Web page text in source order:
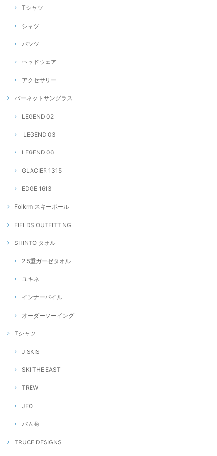
Tシャツ
シャツ
パンツ
ヘッドウェア
アクセサリー
バーネットサングラス
LEGEND 02
LEGEND 03
LEGEND 06
GLACIER 1315
EDGE 1613
Folkrm スキーポール
FIELDS OUTFITTING
SHINTO タオル
2.5重ガーゼタオル
ユキネ
インナーパイル
オーダーソーイング
Tシャツ
J SKIS
SKI THE EAST
TREW
JFO
バム商
TRUCE DESIGNS